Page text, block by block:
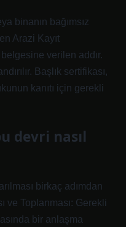
binanın bağımsız
Arazi Kayıt
verilen addır.
Başlık sertifikası,
kanıtı için gerekli
devri nasıl
birkaç adımdan
ve Toplanması: Gerekli
bir anlaşma